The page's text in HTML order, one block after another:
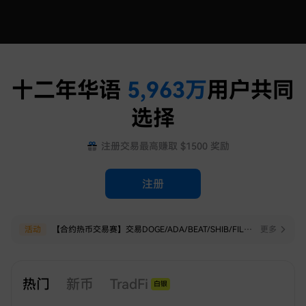
十二年华语 5,963万用户共同
选择
注册交易最高赚取 $1500 奖励
注册
热点 关于火币HTX下线部分USDT本位永续合约的公告 更多
活动 【合约热币交易赛】交易DOGE/ADA/BEAT/SHIB/FIL，赢$20,000 HTX！ 更多
热门 新币 TradFi
白银